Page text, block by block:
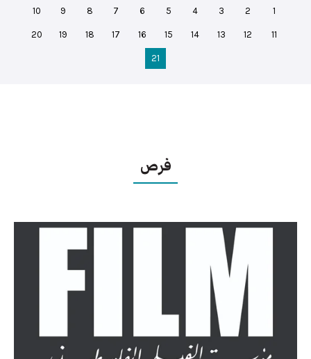
1
2
3
4
5
6
7
8
9
10
11
12
13
14
15
16
17
18
19
20
21
فرص